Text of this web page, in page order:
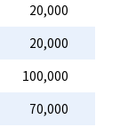
20,000
20,000
100,000
70,000